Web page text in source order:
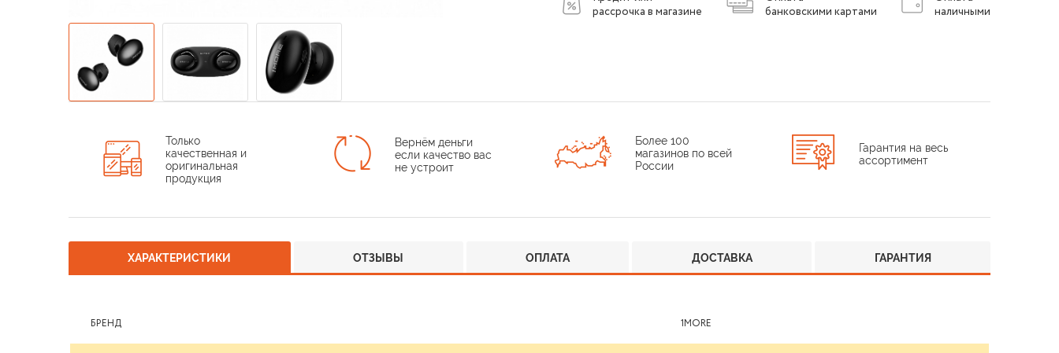
наличными
банковскими картами
рассрочка в магазине
Только
качественная и
оригинальная
продукция
Вернём деньги
если качество вас
не устроит
Более 100
магазинов по всей
России
Гарантия на весь
ассортимент
ХАРАКТЕРИСТИКИ ОТЗЫВЫ ОПЛАТА ДОСТАВКА ГАРАНТИЯ
БРЕНД 1MORE